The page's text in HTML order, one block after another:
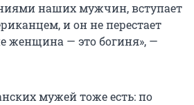
наших мужчин, вступает
и он не перестает
женщина — это богиня», —
мужей тоже есть: по